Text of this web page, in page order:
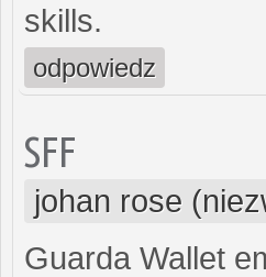
skills.
odpowiedz
SFF
johan rose
Guarda Wallet